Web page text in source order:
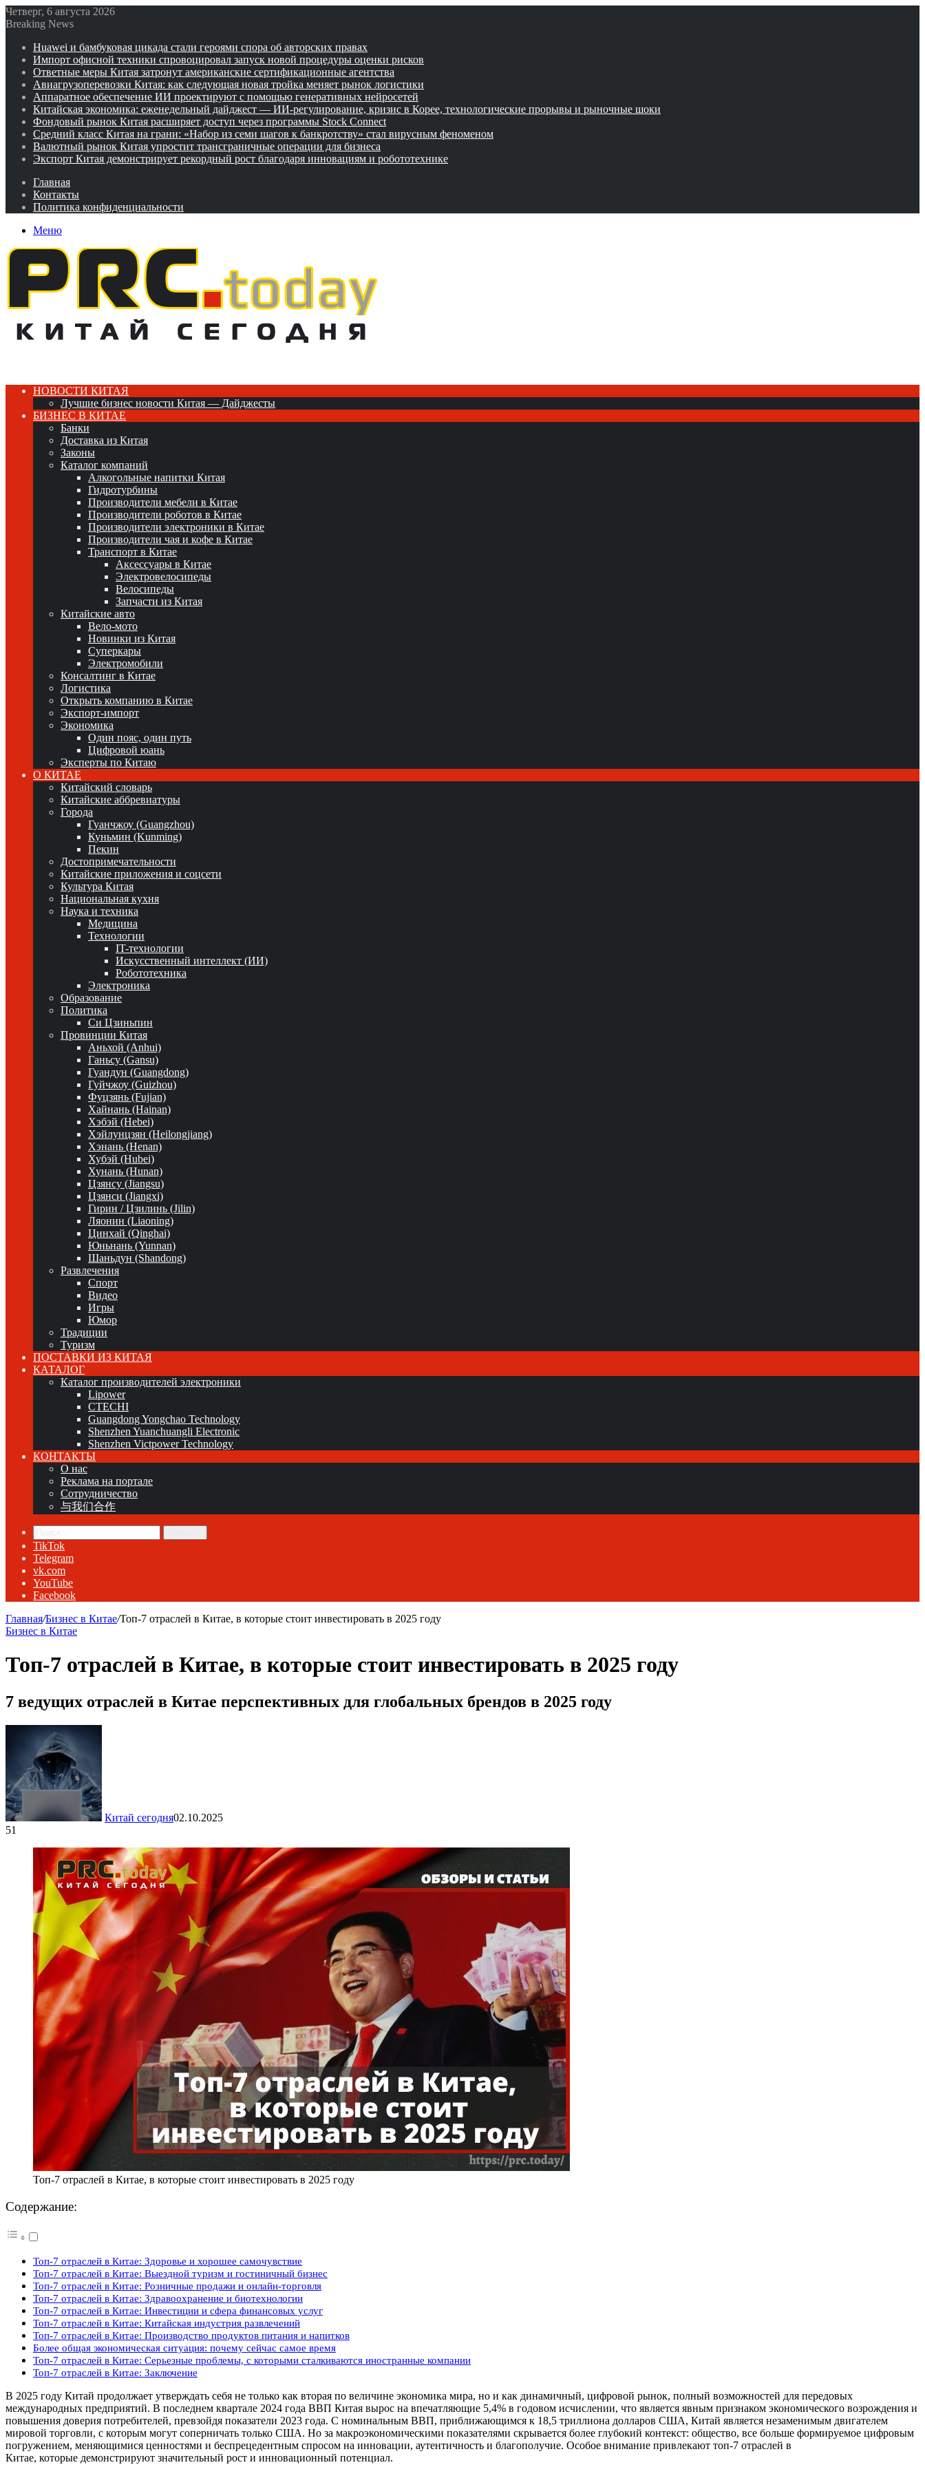
Четверг, 6 августа 2026
Breaking News
Huawei и бамбуковая цикада стали героями спора об авторских правах
Импорт офисной техники спровоцировал запуск новой процедуры оценки рисков
Ответные меры Китая затронут американские сертификационные агентства
Авиагрузоперевозки Китая: как следующая новая тройка меняет рынок логистики
Аппаратное обеспечение ИИ проектируют с помощью генеративных нейросетей
Китайская экономика: еженедельный дайджест — ИИ-регулирование, кризис в Корее, технологические прорывы и рыночные шоки
Фондовый рынок Китая расширяет доступ через программы Stock Connect
Средний класс Китая на грани: «Набор из семи шагов к банкротству» стал вирусным феноменом
Валютный рынок Китая упростит трансграничные операции для бизнеса
Экспорт Китая демонстрирует рекордный рост благодаря инновациям и робототехнике
Главная
Контакты
Политика конфиденциальности
Меню
НОВОСТИ КИТАЯ
Лучшие бизнес новости Китая — Дайджесты
БИЗНЕС В КИТАЕ
Банки
Доставка из Китая
Законы
Каталог компаний
Алкогольные напитки Китая
Гидротурбины
Производители мебели в Китае
Производители роботов в Китае
Производители электроники в Китае
Производители чая и кофе в Китае
Транспорт в Китае
Аксессуары в Китае
Электровелосипеды
Велосипеды
Запчасти из Китая
Китайские авто
Вело-мото
Новинки из Китая
Суперкары
Электромобили
Консалтинг в Китае
Логистика
Открыть компанию в Китае
Экспорт-импорт
Экономика
Один пояс, один путь
Цифровой юань
Эксперты по Китаю
О КИТАЕ
Китайский словарь
Китайские аббревиатуры
Города
Гуанчжоу (Guangzhou)
Куньмин (Kunming)
Пекин
Достопримечательности
Китайские приложения и соцсети
Культура Китая
Национальная кухня
Наука и техника
Медицина
Технологии
IT-технологии
Искусственный интеллект (ИИ)
Робототехника
Электроника
Образование
Политика
Си Цзиньпин
Провинции Китая
Аньхой (Anhui)
Ганьсу (Gansu)
Гуандун (Guangdong)
Гуйчжоу (Guizhou)
Фуцзянь (Fujian)
Хайнань (Hainan)
Хэбэй (Hebei)
Хэйлунцзян (Heilongjiang)
Хэнань (Henan)
Хубэй (Hubei)
Хунань (Hunan)
Цзянсу (Jiangsu)
Цзянси (Jiangxi)
Гирин / Цзилинь (Jilin)
Ляонин (Liaoning)
Цинхай (Qinghai)
Юньнань (Yunnan)
Шаньдун (Shandong)
Развлечения
Спорт
Видео
Игры
Юмор
Традиции
Туризм
ПОСТАВКИ ИЗ КИТАЯ
КАТАЛОГ
Каталог производителей электроники
Lipower
CTECHI
Guangdong Yongchao Technology
Shenzhen Yuanchuangli Electronic
Shenzhen Victpower Technology
КОНТАКТЫ
О нас
Реклама на портале
Сотрудничество
与我们合作
TikTok
Telegram
vk.com
YouTube
Facebook
Главная/Бизнес в Китае/Топ-7 отраслей в Китае, в которые стоит инвестировать в 2025 году
Бизнес в Китае
Топ-7 отраслей в Китае, в которые стоит инвестировать в 2025 году
7 ведущих отраслей в Китае перспективных для глобальных брендов в 2025 году
Китай сегодня02.10.2025
51
Топ-7 отраслей в Китае, в которые стоит инвестировать в 2025 году
Содержание:
Топ-7 отраслей в Китае: Здоровье и хорошее самочувствие
Топ-7 отраслей в Китае: Выездной туризм и гостиничный бизнес
Топ-7 отраслей в Китае: Розничные продажи и онлайн-торговля
Топ-7 отраслей в Китае: Здравоохранение и биотехнологии
Топ-7 отраслей в Китае: Инвестиции и сфера финансовых услуг
Топ-7 отраслей в Китае: Китайская индустрия развлечений
Топ-7 отраслей в Китае: Производство продуктов питания и напитков
Более общая экономическая ситуация: почему сейчас самое время
Топ-7 отраслей в Китае: Серьезные проблемы, с которыми сталкиваются иностранные компании
Топ-7 отраслей в Китае: Заключение
В 2025 году Китай продолжает утверждать себя не только как вторая по величине экономика мира, но и как динамичный, цифровой рынок, полный возможностей для передовых
международных предприятий. В последнем квартале 2024 года ВВП Китая вырос на впечатляющие 5,4% в годовом исчислении, что является явным признаком экономического возрождения и
повышения доверия потребителей, превзойдя показатели 2023 года. С номинальным ВВП, приближающимся к 18,5 триллиона долларов США, Китай является незаменимым двигателем
мировой торговли, с которым могут соперничать только США. Но за макроэкономическими показателями скрывается более глубокий контекст: общество, все больше формируемое цифровым
погружением, меняющимися ценностями и беспрецедентным спросом на инновации, аутентичность и благополучие. Особое внимание привлекают топ-7 отраслей в
Китае, которые демонстрируют значительный рост и инновационный потенциал.